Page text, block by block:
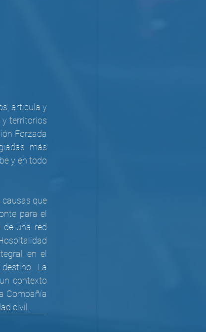
articula y
y territorios
Forzada
más
y en todo
causas que
para el
una red
en el
La
contexto
Compañía
civil.